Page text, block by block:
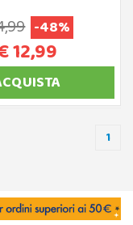
-48%
12,99
1